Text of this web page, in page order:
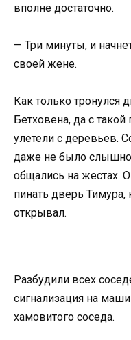
вполне достаточно.
— Три минуты, и
своей жене.
Как только тронулся
Бетховена, да с
улетели с деревьев.
даже не было
общались на жестах.
пинать дверь Тимура,
открывал.
Разбудили всех
сигнализация на
хамовитого соседа.